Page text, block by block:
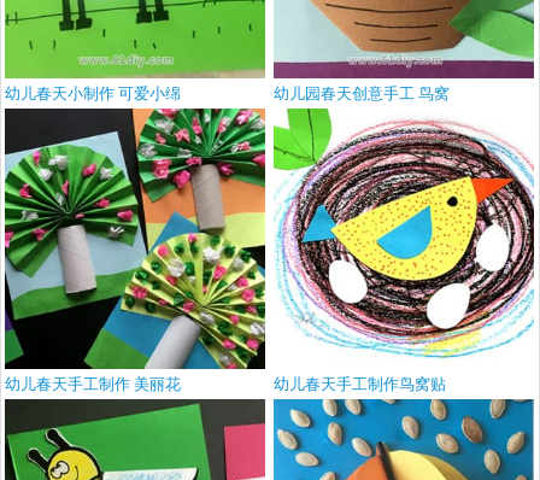
幼儿春天小制作 可爱小绵 幼儿园春天创意手工 鸟窝
幼儿春天手工制作 美丽花 幼儿春天手工制作鸟窝贴